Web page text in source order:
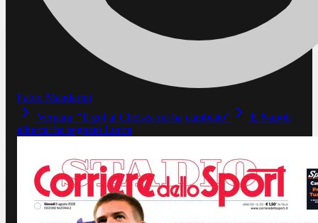
Fabio Mandarini
Vergara: "Il gol al Chelsea mi ha cambiato"
E Napoli
allucca: ha segnato Lucca